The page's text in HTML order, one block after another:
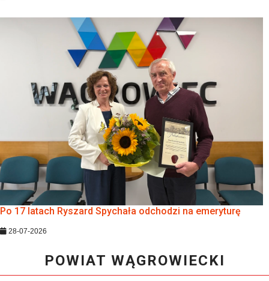
Po 17 latach Ryszard Spychała odchodzi na emeryturę
28-07-2026
POWIAT WĄGROWIECKI